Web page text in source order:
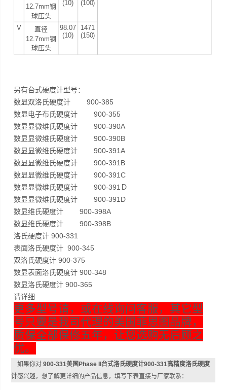
12.7mm钢
球压头
(10)
(100)
V
直径
12.7mm钢
球压头
98.07
(10)
1471
(150)
另有台式硬度计型号：
数显双洛氏硬度计 900-385
数显电子布氏硬度计 900-355
数显显微维氏硬度计 900-390A
数显显微维氏硬度计 900-390B
数显显微维氏硬度计 900-391A
数显显微维氏硬度计 900-391B
数显显微维氏硬度计 900-391C
数显显微维氏硬度计 900-391Ｄ
数显显微维氏硬度计 900-391D
数显维氏硬度计 900-398A
数显维氏硬度计 900-398B
洛氏硬度计 900-331
表面洛氏硬度计 900-345
双洛氏硬度计 900-375
数显表面洛氏硬度计 900-348
数显洛氏硬度计 900-365
请详细
更多型号请，或在线询问客服，其它型
号只要是我司代理的美国菲思图品牌，
质保全部保修五年，让您选购无后顾之
优。
如果你对900-331美国Phase II台式洛氏硬度计900-331高精度洛氏硬度
计感兴趣，想了解更详细的产品信息，填写下表直接与厂家联系：